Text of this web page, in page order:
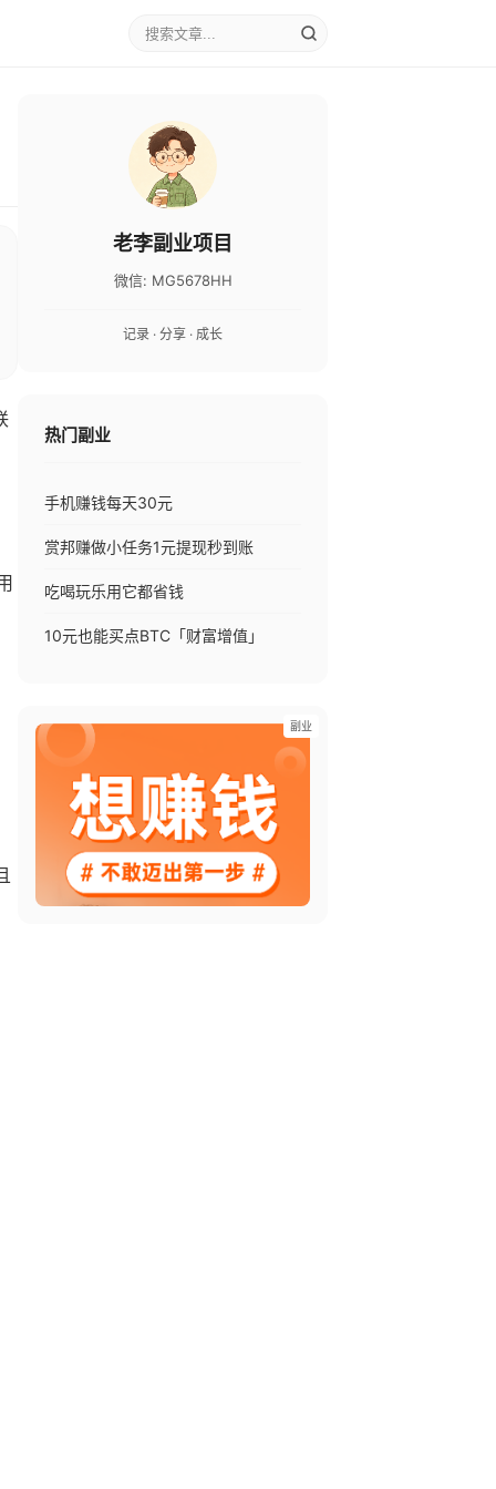
老李副业项目
微信: MG5678HH
记录 · 分享 · 成长
热门副业
手机赚钱每天30元
赏邦赚做小任务1元提现秒到账
吃喝玩乐用它都省钱
10元也能买点BTC「财富增值」
副业